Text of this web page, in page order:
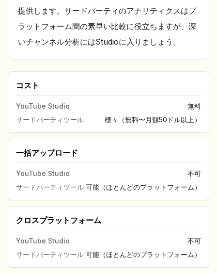
提供します。サードパーティのアナリティクスはプ
ラットフォーム間の素早い比較に役立ちますが、深
いチャンネル分析にはStudioに入りましょう。
コスト
YouTube Studio
無料
サードパーティツール
様々（無料〜月額50ドル以上）
一括アップロード
YouTube Studio
不可
サードパーティツール 可能（ほとんどのプラットフォーム）
クロスプラットフォーム
YouTube Studio
不可
サードパーティツール 可能（ほとんどのプラットフォーム）